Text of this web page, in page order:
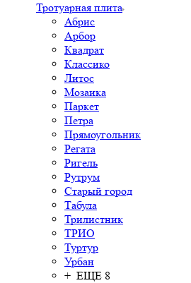
Тротуарная плита
Абрис
Арбор
Квадрат
Классико
Литос
Мозаика
Паркет
Петра
Прямоугольник
Регата
Ригель
Рутрум
Старый город
Табула
Трилистник
ТРИО
Туртур
Урбан
+ ЕЩЕ 8